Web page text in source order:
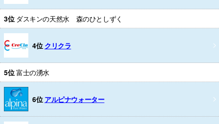
3位 ダスキンの天然水 森のひとしずく
4位 クリクラ
5位富士の湧水
6位 アルピナウォーター